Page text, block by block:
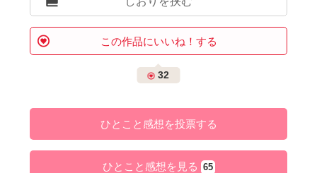
この作品にいいね！する
32
ひとこと感想を投票する
ひとこと感想を見る 65